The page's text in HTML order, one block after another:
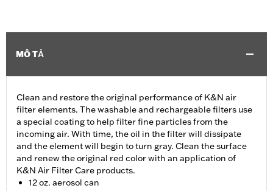
MÔ TẢ
Clean and restore the original performance of K&N air
filter elements. The washable and rechargeable filters use
a special coating to help filter fine particles from the
incoming air. With time, the oil in the filter will dissipate
and the element will begin to turn gray. Clean the surface
and renew the original red color with an application of
K&N Air Filter Care products.
12 oz. aerosol can